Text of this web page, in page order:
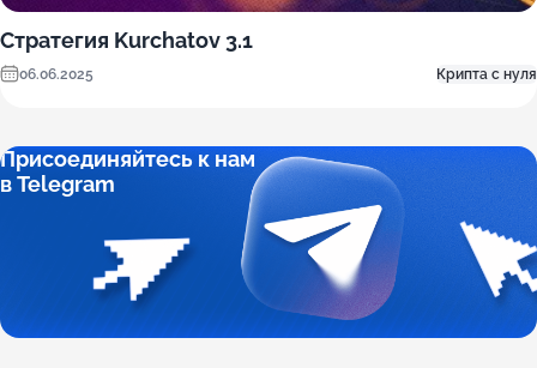
Стратегия Kurchatov 3.1
06.06.2025 Крипта с нуля
Присоединяйтесь к нам
в Telegram